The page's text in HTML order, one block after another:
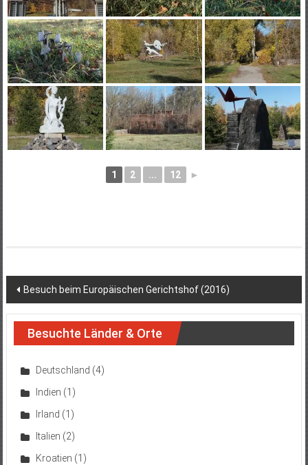
1 2 ... 12 ►
Post
navigation
Besuch beim Europäischen Gerichtshof (2016)
Besuchte Länder & Orte
Deutschland (4)
Indien (1)
Irland (1)
Italien (2)
Kroatien (1)